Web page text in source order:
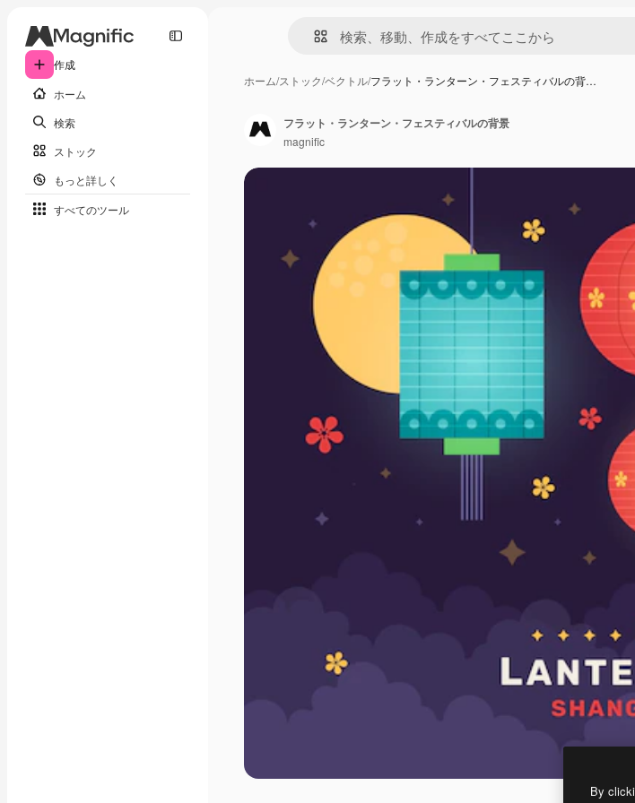
作成
ホーム
検索
ストック
もっと詳しく
すべてのツール
ホーム/ストック/ベクトル/フラット・ランターン・フェスティバルの背…
フラット・ランターン・フェスティバルの背景
magnific
By